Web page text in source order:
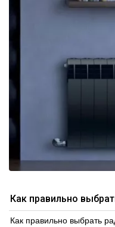
Как правильно
Как правильно выбрать